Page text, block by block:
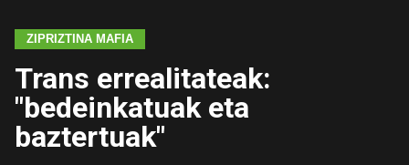
ZIPRIZTINA MAFIA
Trans errealitateak:
"bedeinkatuak eta
baztertuak"